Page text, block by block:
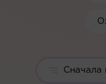
Сначала